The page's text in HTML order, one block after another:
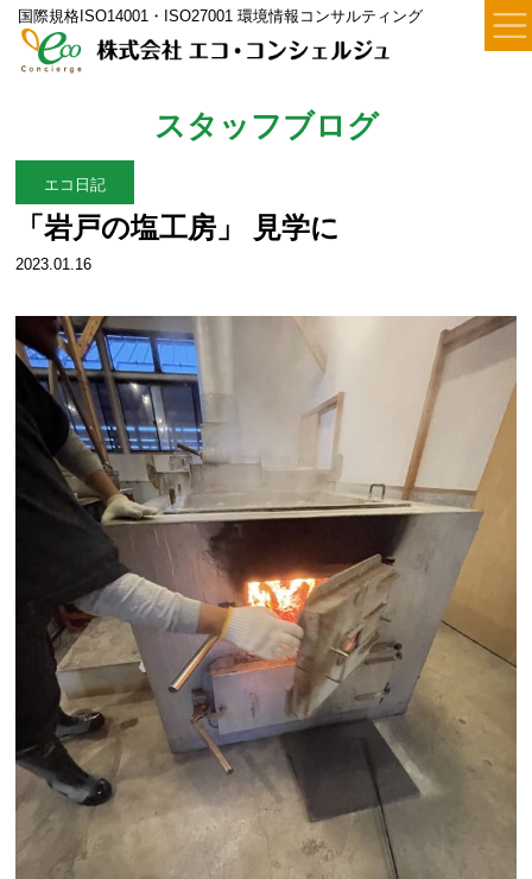
国際規格ISO14001・ISO27001 環境情報コンサルティング
スタッフブログ
エコ日記
「岩戸の塩工房」 見学に
2023.01.16